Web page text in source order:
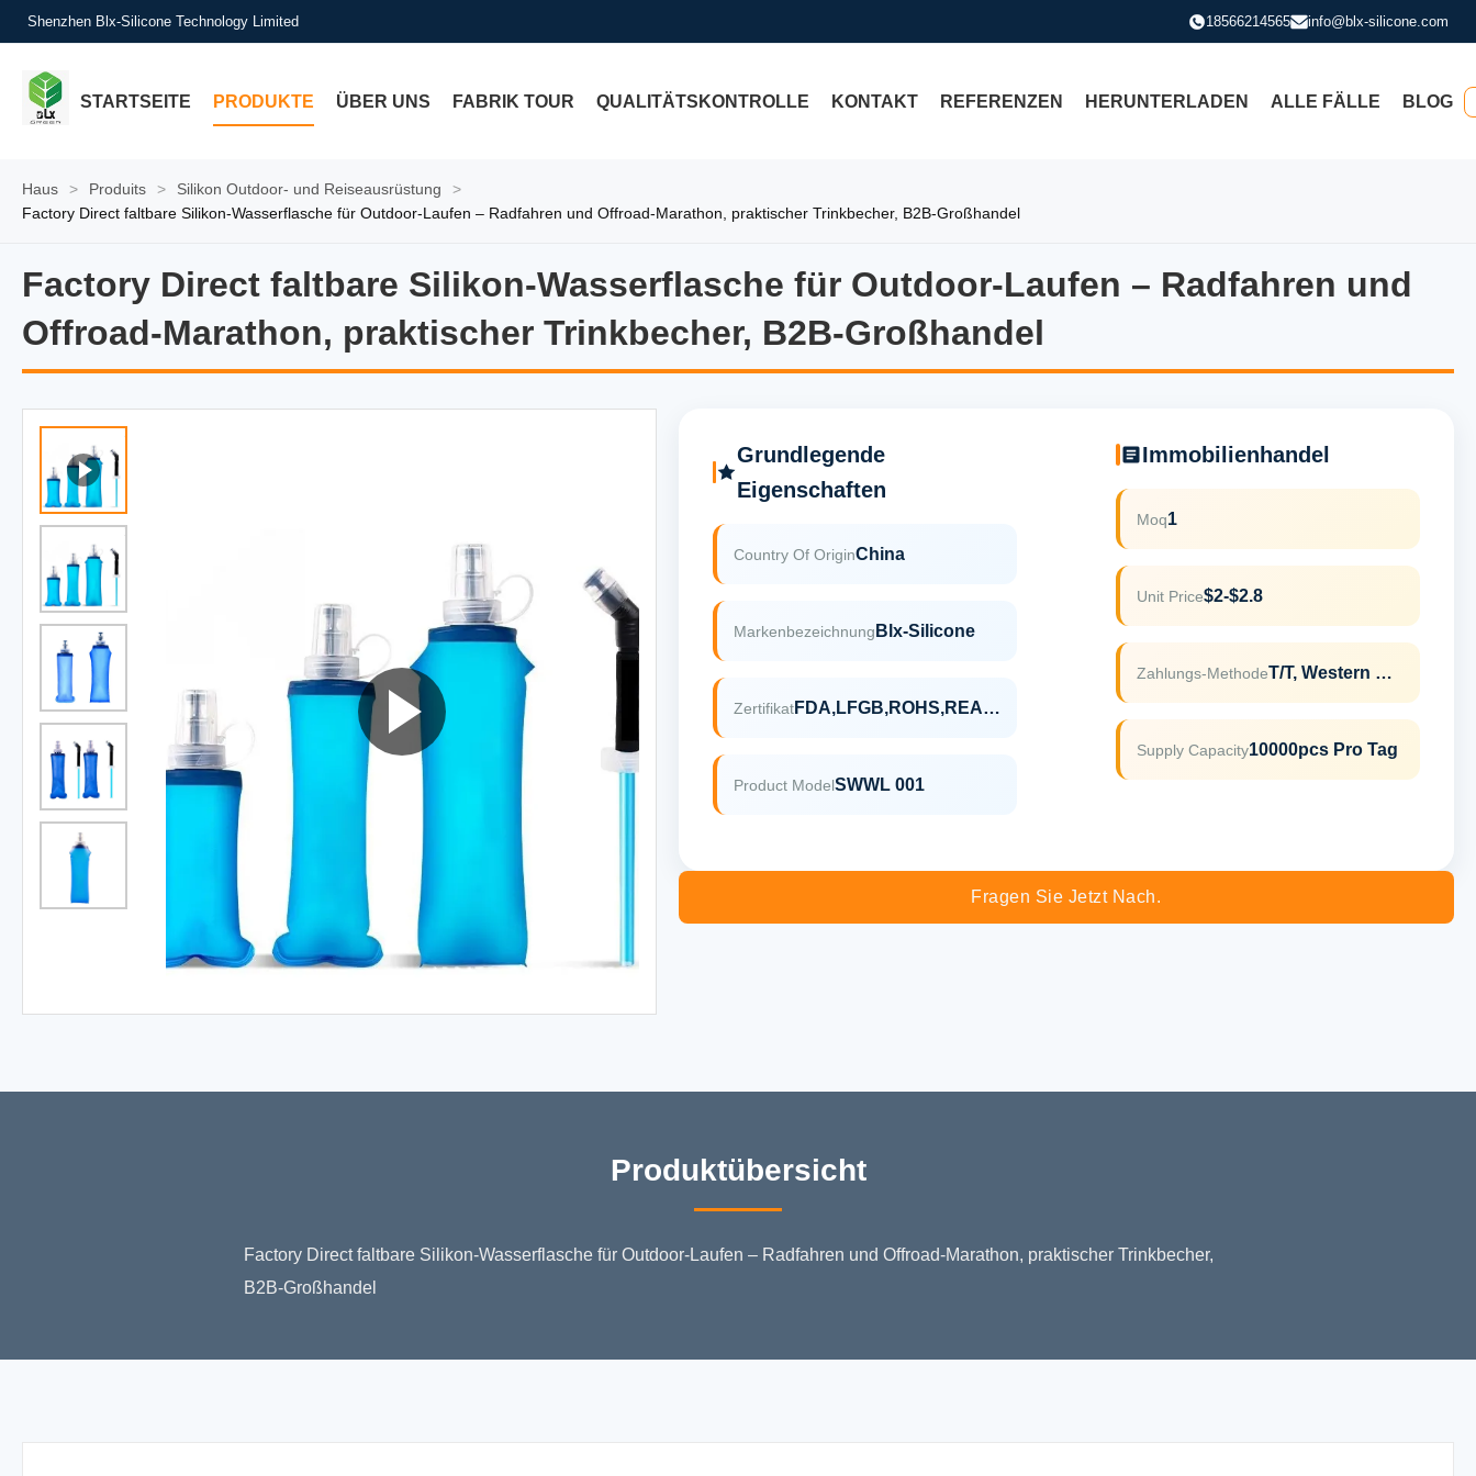
Shenzhen Blx-Silicone Technology Limited 18566214565 info@blx-silicone.com
STARTSEITE PRODUKTE ÜBER UNS FABRIK TOUR QUALITÄTSKONTROLLE KONTAKT REFERENZEN HERUNTERLADEN ALLE FÄLLE BLOG
Haus > Produits > Silikon Outdoor- und Reiseausrüstung
>
Factory Direct faltbare Silikon-Wasserflasche für Outdoor-Laufen – Radfahren und Offroad-Marathon, praktischer Trinkbecher, B2B-Großhandel
Factory Direct faltbare Silikon-Wasserflasche für Outdoor-Laufen – Radfahren und
Offroad-Marathon, praktischer Trinkbecher, B2B-Großhandel
Factory Direct faltbare Silikon-Wasserflasche für Outdoor-Laufen – Radfahren und
Grundlegende
Eigenschaften
Country Of OriginChina
Markenbezeichnung Blx-Silicone
Zertifikat FDA,LFGB,ROHS,REACH
Product ModelSWWL 001
Immobilienhandel
Moq1
Unit Price$2-$2.8
Zahlungs-Methode T/T, Western Union
Supply Capacity10000pcs Pro Tag
Fragen Sie Jetzt Nach.
Produktübersicht
Factory Direct faltbare Silikon-Wasserflasche für Outdoor-Laufen – Radfahren und Offroad-Marathon, praktischer Trinkbecher,
B2B-Großhandel